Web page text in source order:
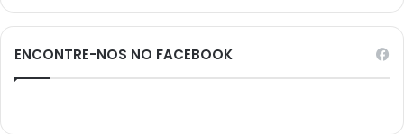
ENCONTRE-NOS NO FACEBOOK